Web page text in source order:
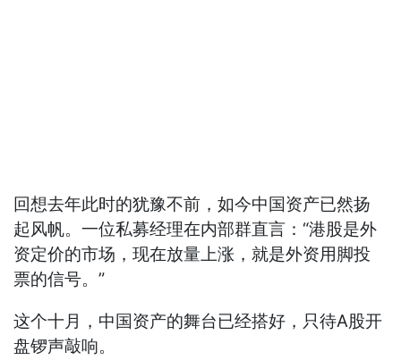
回想去年此时的犹豫不前，如今中国资产已然扬
起风帆。一位私募经理在内部群直言：“港股是外
资定价的市场，现在放量上涨，就是外资用脚投
票的信号。”
这个十月，中国资产的舞台已经搭好，只待A股开
盘锣声敲响。